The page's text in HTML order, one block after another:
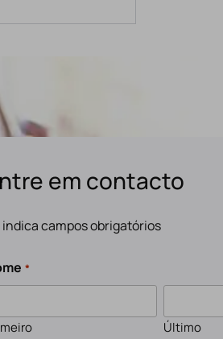
em contacto
indica campos obrigatórios
*
Último